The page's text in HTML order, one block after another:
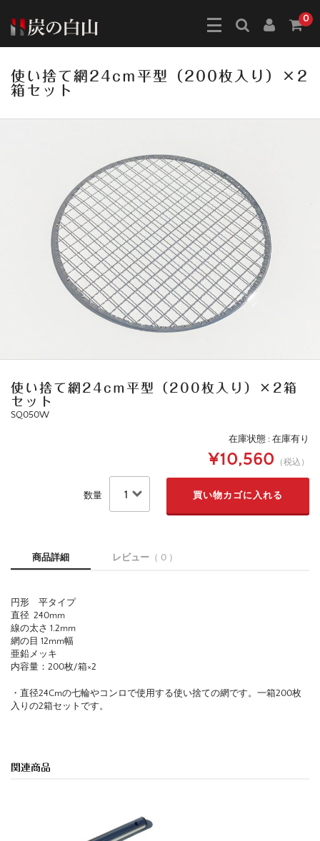
0
使い捨て網24cm平型（200枚入り）×2
箱セット
使い捨て網24cm平型（200枚入り）×2箱
セット
SQ050W
在庫状態 : 在庫有り
¥10,560 （税込）
数量
商品詳細 レビュー （ 0 ）
円形 平タイプ
直径 240mm
線の太さ 1.2mm
網の目 12mm幅
亜鉛メッキ
内容量：200枚/箱×2
・直径24Cmの七輪やコンロで使用する使い捨ての網です。一箱200枚
入りの2箱セットです。
関連商品